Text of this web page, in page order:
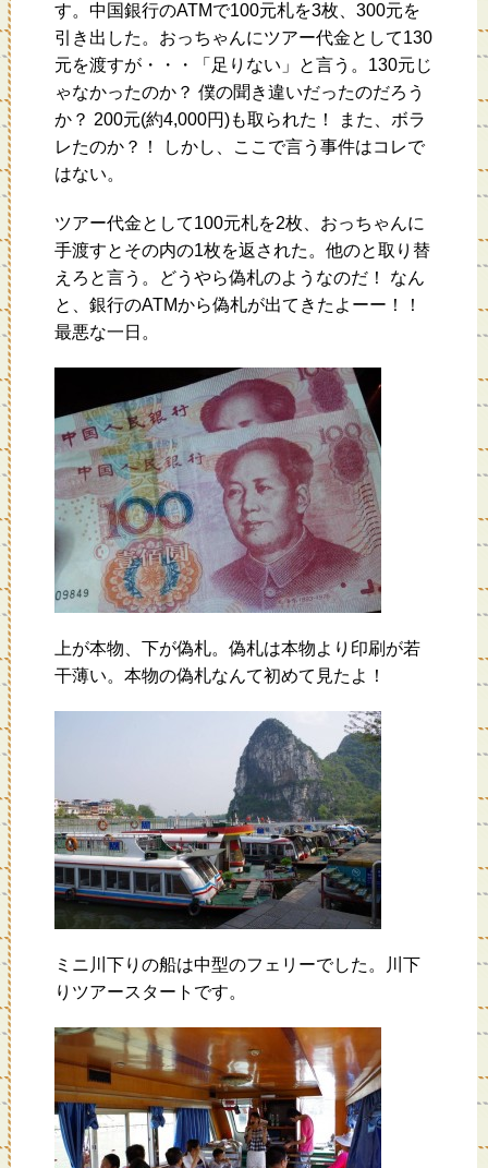
す。中国銀行のATMで100元札を3枚、300元を
引き出した。おっちゃんにツアー代金として130
元を渡すが・・・「足りない」と言う。130元じ
ゃなかったのか？ 僕の聞き違いだったのだろう
か？ 200元(約4,000円)も取られた！ また、ボラ
レたのか？！ しかし、ここで言う事件はコレで
はない。
ツアー代金として100元札を2枚、おっちゃんに
手渡すとその内の1枚を返された。他のと取り替
えろと言う。どうやら偽札のようなのだ！ なん
と、銀行のATMから偽札が出てきたよーー！！
最悪な一日。
上が本物、下が偽札。偽札は本物より印刷が若
干薄い。本物の偽札なんて初めて見たよ！
ミニ川下りの船は中型のフェリーでした。川下
りツアースタートです。